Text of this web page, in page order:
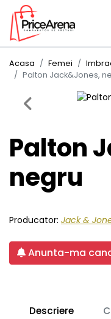
Acasa Femei
Palton Jack&Jones,
Previous
Palton
negru
Producator: Jack &
Anunta-ma
Descriere